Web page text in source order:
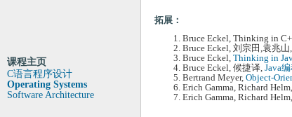
拓展：
Bruce Eckel, Thinking in
Bruce Eckel, 刘宗田,袁兆
Bruce Eckel, Thinking in
Bruce Eckel, 候捷译, Java
Bertrand Meyer, Object-
Erich Gamma, Richard
Erich Gamma, Richard
课程主页
C语言程序设计
Operating Systems
Software Architecture